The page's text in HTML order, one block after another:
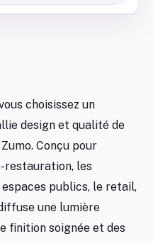
choisissez un
design et qualité de
Conçu pour
restauration, les
publics, le retail,
une lumière
finition soignée et des